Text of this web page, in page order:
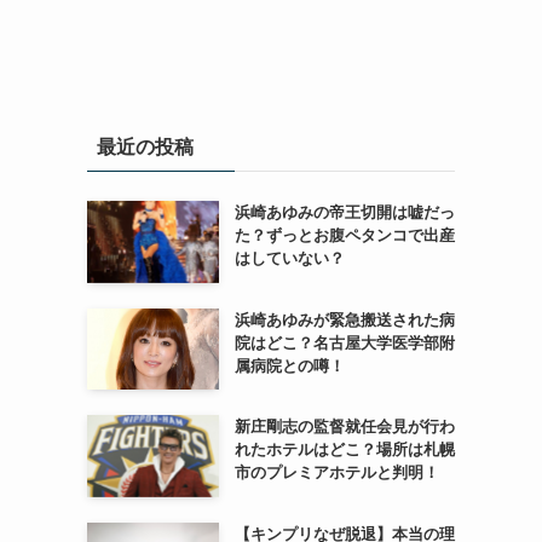
最近の投稿
浜崎あゆみの帝王切開は嘘だっ
た？ずっとお腹ペタンコで出産
はしていない？
浜崎あゆみが緊急搬送された病
院はどこ？名古屋大学医学部附
属病院との噂！
新庄剛志の監督就任会見が行わ
れたホテルはどこ？場所は札幌
市のプレミアホテルと判明！
【キンプリなぜ脱退】本当の理